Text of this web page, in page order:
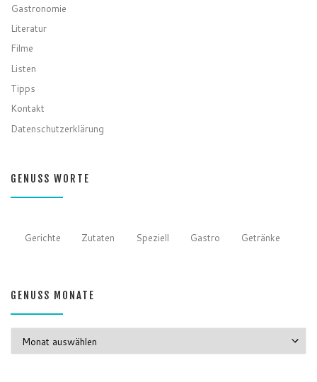
Gastronomie
Literatur
Filme
Listen
Tipps
Kontakt
Datenschutzerklärung
GENUSS WORTE
Gerichte Zutaten Speziell Gastro Getränke
GENUSS MONATE